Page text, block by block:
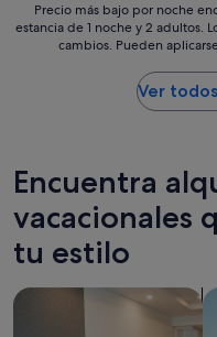
Precio
más
últimas
24 horas
para
una
estancia
de
1 noche
y
Precio más bajo por noche
estancia de 1 noche y 2 adultos.
cambios. Pueden
Ver
Encuentra
vacacionales
tu estilo
Buscar apartoteles